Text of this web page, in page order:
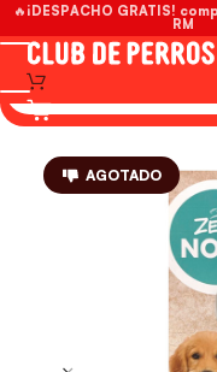
AGOTADO
🔥¡DESPACHO GRATIS!
RM